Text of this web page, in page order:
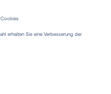
sind
Hinweis
Cookies
erhalten Sie eine Verbesserung der